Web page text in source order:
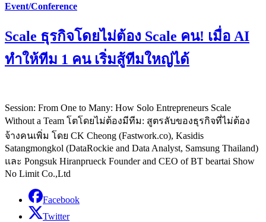
Event/Conference
Scale ธุรกิจโดยไม่ต้อง Scale คน! เมื่อ AI
ทำให้ทีม 1 คน เริ่มสู้ทีมใหญ่ได้
Session: From One to Many: How Solo Entrepreneurs Scale
Without a Team โตโดยไม่ต้องมีทีม: สูตรลับของธุรกิจที่ไม่ต้อง
จ้างคนเพิ่ม โดย CK Cheong (Fastwork.co), Kasidis
Satangmongkol (DataRockie and Data Analyst, Samsung Thailand)
และ Pongsuk Hiranprueck Founder and CEO of BT beartai Show
No Limit Co.,Ltd
Facebook
Twitter